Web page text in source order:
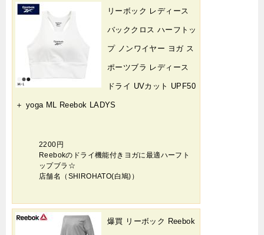
リーボック レディース
バッククロス ハーフトッ
プ ノンワイヤー ヨガ ス
ポーツブラ レディース
ドライ UVカット UPF50
＋ yoga ML Reebok LADYS
2200円
Reebokのドライ機能付きヨガに最適ハーフト
ップブラ☆
店舗名（SHIROHATO(白鳩)）
爆買 リーボック Reebok